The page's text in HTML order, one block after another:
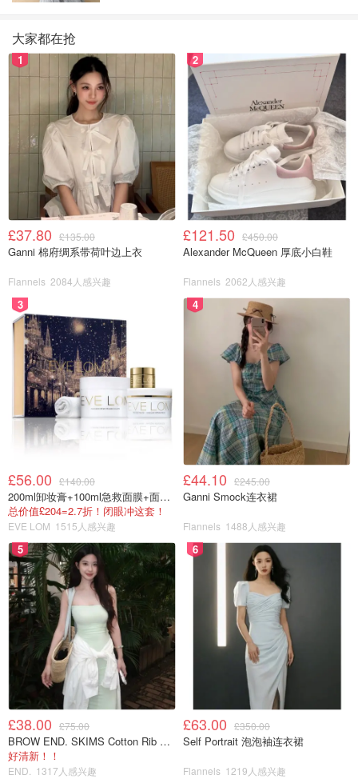
大家都在抢
1
£37.80 £135.00
Ganni 棉府绸系带荷叶边上衣
Flannels 2084人感兴趣
2
£121.50 £450.00
Alexander McQueen 厚底小白鞋
Flannels 2062人感兴趣
3
£56.00 £140.00
200ml卸妆膏+100ml急救面膜+面霜+洁颜布
总价值£204=2.7折！闭眼冲这套！
EVE LOM 1515人感兴趣
4
£44.10 £245.00
Ganni Smock连衣裙
Flannels 1488人感兴趣
5
£38.00 £75.00
BROW END. SKIMS Cotton Rib 长款背心连衣裙 薄荷绿
好清新！！
END. 1317人感兴趣
6
£63.00 £350.00
Self Portrait 泡泡袖连衣裙
Flannels 1219人感兴趣